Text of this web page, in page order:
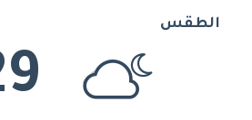
الطقس